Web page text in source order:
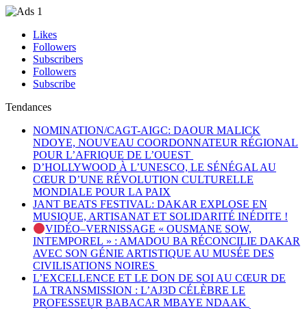
Likes
Followers
Subscribers
Followers
Subscribe
Tendances
NOMINATION/CAGT-AIGC: DAOUR MALICK
NDOYE, NOUVEAU COORDONNATEUR RÉGIONAL
POUR L’AFRIQUE DE L’OUEST
D’HOLLYWOOD À L’UNESCO, LE SÉNÉGAL AU
CŒUR D’UNE RÉVOLUTION CULTURELLE
MONDIALE POUR LA PAIX
JANT BEATS FESTIVAL: DAKAR EXPLOSE EN
MUSIQUE, ARTISANAT ET SOLIDARITÉ INÉDITE !
VIDÉO–VERNISSAGE « OUSMANE SOW,
INTEMPOREL » : AMADOU BA RÉCONCILIE DAKAR
AVEC SON GÉNIE ARTISTIQUE AU MUSÉE DES
CIVILISATIONS NOIRES
L’EXCELLENCE ET LE DON DE SOI AU CŒUR DE
LA TRANSMISSION : L’AJ3D CÉLÈBRE LE
PROFESSEUR BABACAR MBAYE NDAAK